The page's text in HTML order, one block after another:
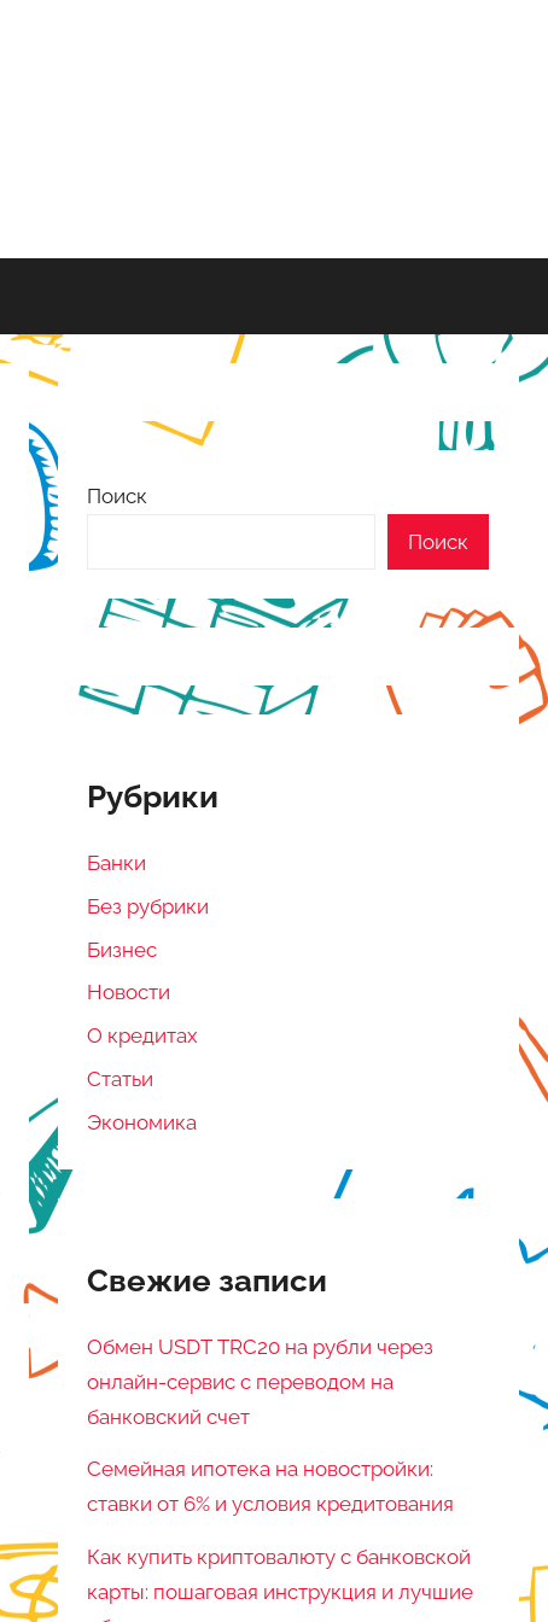
Поиск
Поиск
Рубрики
Банки
Без рубрики
Бизнес
Новости
О кредитах
Статьи
Экономика
Свежие записи
Обмен USDT TRC20 на рубли через
онлайн-сервис с переводом на
банковский счет
Семейная ипотека на новостройки:
ставки от 6% и условия кредитования
Как купить криптовалюту с банковской
карты: пошаговая инструкция и лучшие